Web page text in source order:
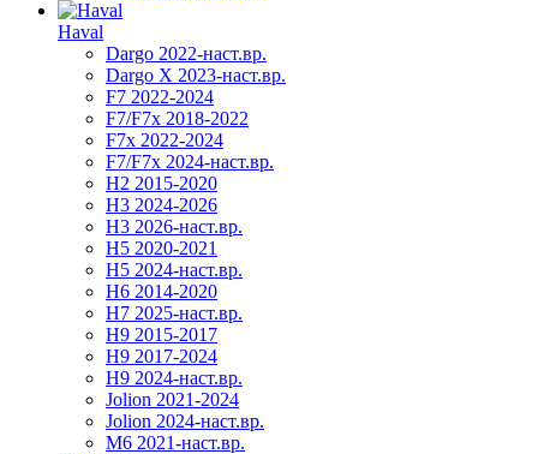
Haval
Dargo 2022-наст.вр.
Dargo X 2023-наст.вр.
F7 2022-2024
F7/F7x 2018-2022
F7x 2022-2024
F7/F7x 2024-наст.вр.
H2 2015-2020
H3 2024-2026
H3 2026-наст.вр.
H5 2020-2021
H5 2024-наст.вр.
H6 2014-2020
H7 2025-наст.вр.
H9 2015-2017
H9 2017-2024
H9 2024-наст.вр.
Jolion 2021-2024
Jolion 2024-наст.вр.
М6 2021-наст.вр.